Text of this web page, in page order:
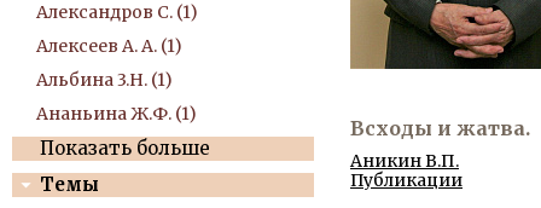
Александров С. (1)
Алексеев А. А. (1)
Альбина 3.Н. (1)
Ананьина Ж.Ф. (1)
Показать больше
Темы
Всходы и жатва.
Аникин В.П.
Публикации